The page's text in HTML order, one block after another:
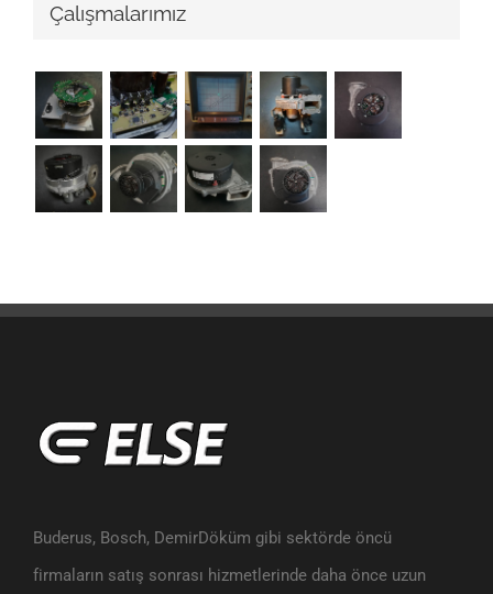
Çalışmalarımız
Buderus, Bosch, DemirDöküm gibi sektörde öncü
firmaların satış sonrası hizmetlerinde daha önce uzun